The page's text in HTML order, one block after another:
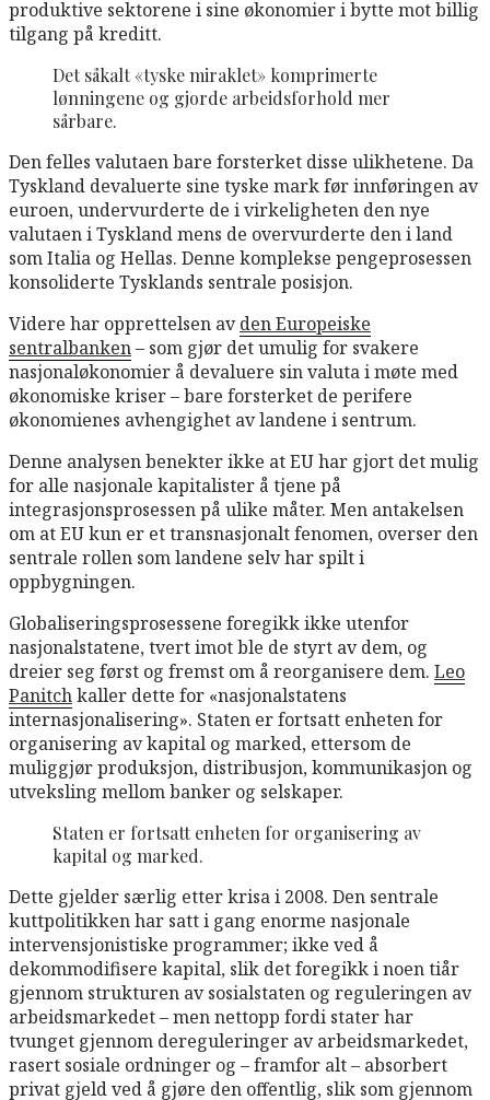
produktive sektorene i sine økonomier i bytte mot billig
tilgang på kreditt.
Det såkalt «tyske miraklet» komprimerte
lønningene og gjorde arbeidsforhold mer
sårbare.
Den felles valutaen bare forsterket disse ulikhetene. Da
Tyskland devaluerte sine tyske mark før innføringen av
euroen, undervurderte de i virkeligheten den nye
valutaen i Tyskland mens de overvurderte den i land
som Italia og Hellas. Denne komplekse pengeprosessen
konsoliderte Tysklands sentrale posisjon.
Videre har opprettelsen avden Europeiske
sentralbanken– som gjør det umulig for svakere
nasjonaløkonomier å devaluere sin valuta i møte med
økonomiske kriser – bare forsterket de perifere
økonomienes avhengighet av landene i sentrum.
Denne analysen benekter ikke at EU har gjort det mulig
for alle nasjonale kapitalister å tjene på
integrasjonsprosessen på ulike måter. Men antakelsen
om at EU kun er et transnasjonalt fenomen, overser den
sentrale rollen som landene selv har spilt i
oppbygningen.
Globaliseringsprosessene foregikk ikke utenfor
nasjonalstatene, tvert imot ble de styrt av dem, og
dreier seg først og fremst om å reorganisere dem. Leo
Panitchkaller dette for «nasjonalstatens
internasjonalisering». Staten er fortsatt enheten for
organisering av kapital og marked, ettersom de
muliggjør produksjon, distribusjon, kommunikasjon og
utveksling mellom banker og selskaper.
Staten er fortsatt enheten for organisering av
kapital og marked.
Dette gjelder særlig etter krisa i 2008. Den sentrale
kuttpolitikken har satt i gang enorme nasjonale
intervensjonistiske programmer; ikke ved å
dekommodifisere kapital, slik det foregikk i noen tiår
gjennom strukturen av sosialstaten og reguleringen av
arbeidsmarkedet – men nettopp fordi stater har
tvunget gjennom dereguleringer av arbeidsmarkedet,
rasert sosiale ordninger og – framfor alt – absorbert
privat gjeld ved å gjøre den offentlig, slik som gjennom